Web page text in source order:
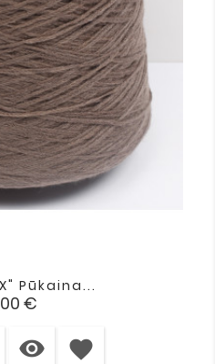
Pūkaina...
€
 favorite